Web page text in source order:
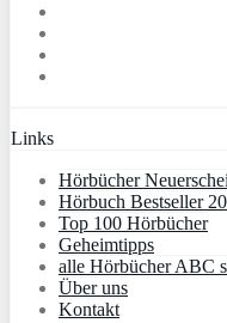
Links
Hörbücher
Hörbuch Bestseller
Top 100 Hörbücher
Geheimtipps
alle Hörbücher ABC
Über uns
Kontakt